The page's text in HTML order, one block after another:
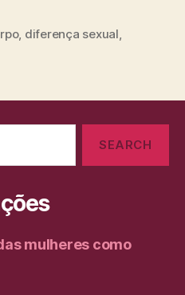
, diferença sexual,
mulheres como